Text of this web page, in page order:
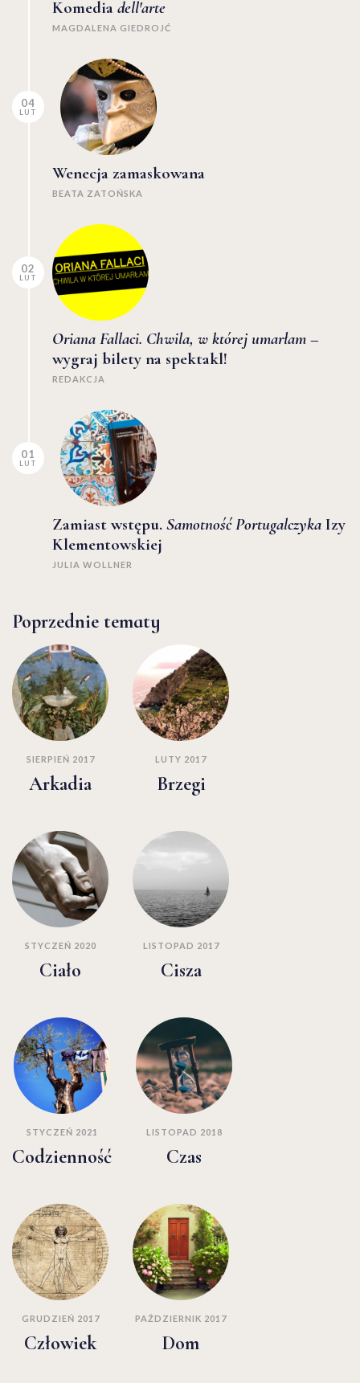
Komedia dell'arte
MAGDALENA GIEDROJĆ
04
LUT
Wenecja zamaskowana
BEATA ZATOŃSKA
02
LUT
Oriana Fallaci. Chwila, w której umarłam –
wygraj bilety na spektakl!
REDAKCJA
01
LUT
Zamiast wstępu. Samotność Portugalczyka Izy
Klementowskiej
JULIA WOLLNER
Poprzednie tematy
SIERPIEŃ 2017
Arkadia
LUTY 2017
Brzegi
STYCZEŃ 2020
Ciało
LISTOPAD 2017
Cisza
STYCZEŃ 2021
Codzienność
LISTOPAD 2018
Czas
GRUDZIEŃ 2017
Człowiek
PAŹDZIERNIK 2017
Dom